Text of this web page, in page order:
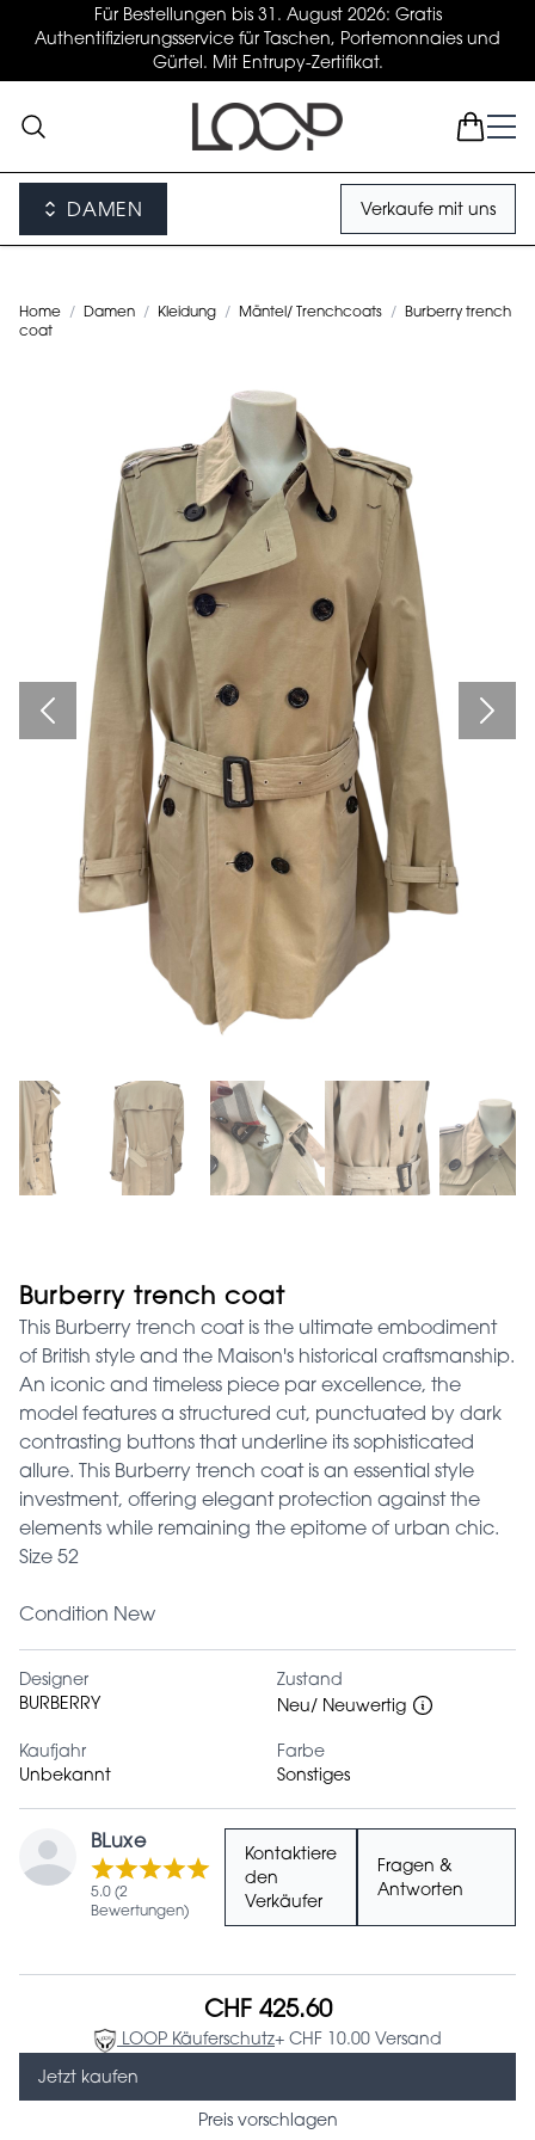
Für Bestellungen bis 31. August 2026: Gratis
Authentifizierungsservice für Taschen, Portemonnaies und
Gürtel. Mit Entrupy-Zertifikat.
DAMEN Verkaufe mit uns
Home / Damen / Kleidung / Mäntel/ Trenchcoats /
Burberry trench
coat
Burberry trench coat
This Burberry trench coat is the ultimate embodiment
of British style and the Maison's historical craftsmanship.
An iconic and timeless piece par excellence, the
model features a structured cut, punctuated by dark
contrasting buttons that underline its sophisticated
allure. This Burberry trench coat is an essential style
investment, offering elegant protection against the
elements while remaining the epitome of urban chic.
Size 52
Condition New
Designer
BURBERRY
Zustand
Neu/ Neuwertig
Kaufjahr
Unbekannt
Farbe
Sonstiges
BLuxe
5.0 (2
Bewertungen)
Kontaktiere
den
Verkäufer
Fragen &
Antworten
CHF 425.60
LOOP Käuferschutz+ CHF 10.00 Versand
Jetzt kaufen
Preis vorschlagen